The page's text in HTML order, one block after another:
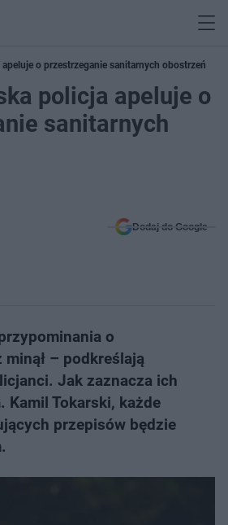
o przestrzeganie sanitarnych obostrzeń
policja apeluje o
sanitarnych
Dodaj do Google
o
– podkreślają
Jak zaznacza ich
Kamil Tokarski, każde
przepisów będzie